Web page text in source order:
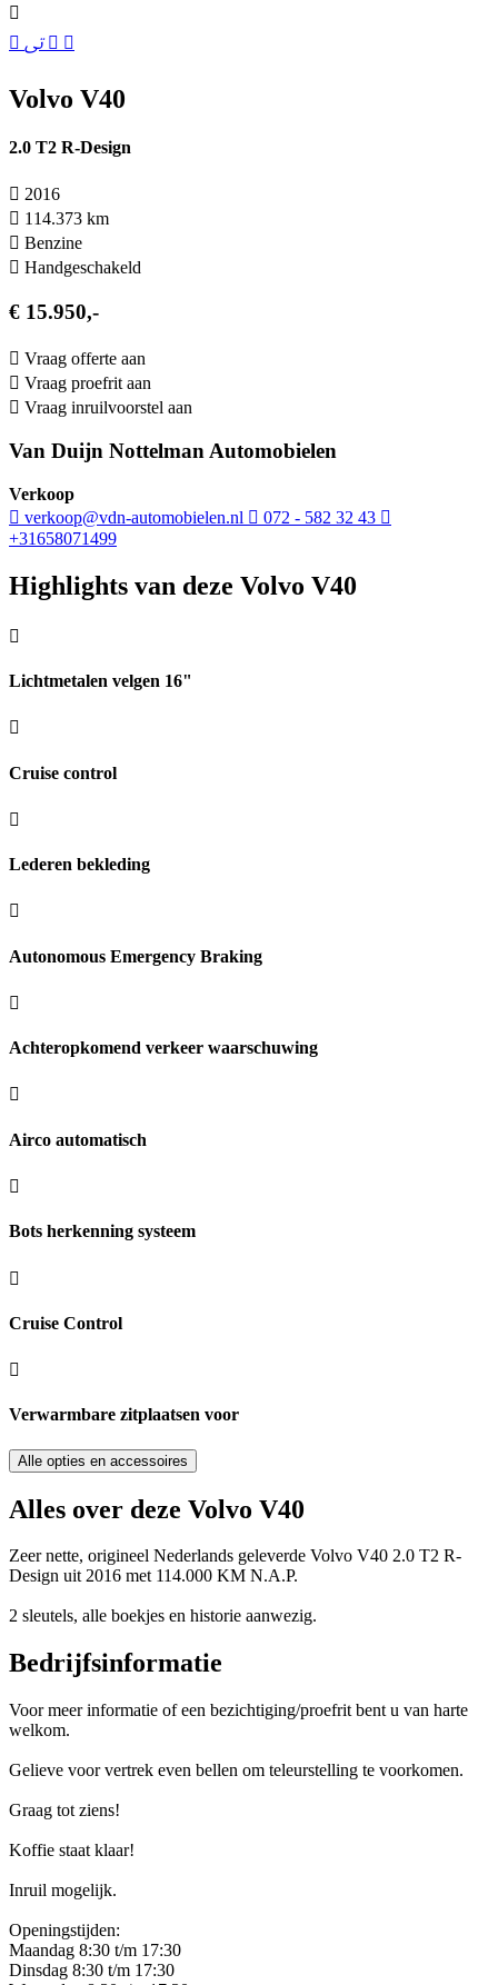
Volvo V40
2.0 T2 R-Design
2016
114.373 km
Benzine
Hand­geschakeld
€ 15.950,-
Vraag offerte aan
Vraag proefrit aan
Vraag inruilvoorstel aan
Van Duijn Nottelman Automobielen
Verkoop
verkoop@vdn-automobielen.nl
072 - 582 32 43
+31658071499
Highlights van deze Volvo V40
Lichtmetalen velgen 16"
Cruise control
Lederen bekleding
Autonomous Emergency Braking
Achteropkomend verkeer waarschuwing
Airco automatisch
Bots herkenning systeem
Cruise Control
Verwarmbare zitplaatsen voor
Alle opties en accessoires
Alles over deze Volvo V40
Zeer nette, origineel Nederlands geleverde Volvo V40 2.0 T2 R-
Design uit 2016 met 114.000 KM N.A.P.
2 sleutels, alle boekjes en historie aanwezig.
Bedrijfsinformatie
Voor meer informatie of een bezichtiging/proefrit bent u van harte
welkom.
Gelieve voor vertrek even bellen om teleurstelling te voorkomen.
Graag tot ziens!
Koffie staat klaar!
Inruil mogelijk.
Openingstijden:
Maandag 8:30 t/m 17:30
Dinsdag 8:30 t/m 17:30